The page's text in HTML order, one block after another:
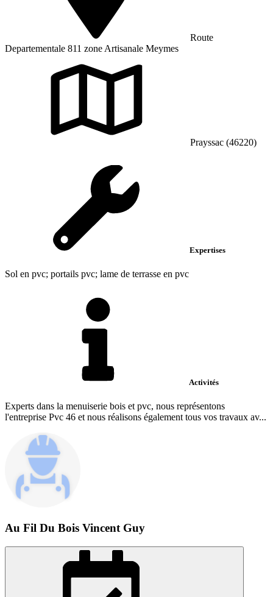
Route
Departementale 811 zone Artisanale Meymes
Prayssac (46220)
Expertises
Sol en pvc; portails pvc; lame de terrasse en pvc
Activités
Experts dans la menuiserie bois et pvc, nous représentons
l'entreprise Pvc 46 et nous réalisons également tous vos travaux av...
Au Fil Du Bois Vincent Guy